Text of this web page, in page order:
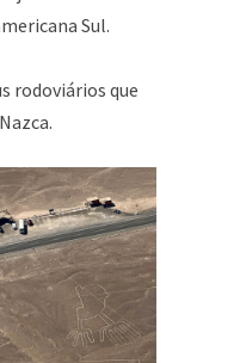
Sul.
rodoviários que